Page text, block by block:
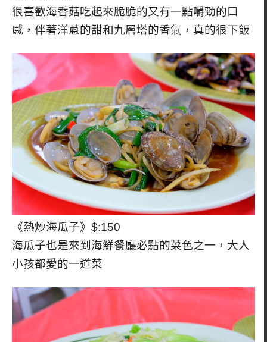
很喜歡海香菇吃起來脆脆的又有一點嚼勁的口
感，伴著洋蔥的甜和九層塔的香氣，真的很下飯
《熱炒海瓜子》$:150
海瓜子也是來到海鮮餐廳必點的菜色之一，大人
小孩都愛的一道菜